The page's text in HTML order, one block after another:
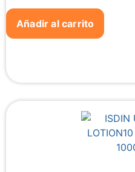
Añadir al carrito